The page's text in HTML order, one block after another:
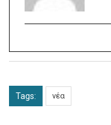
Tags: νέα